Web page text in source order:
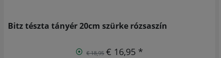
Bitz tészta tányér 20cm szürke rózsaszín
€ 18,95 € 16,95 *